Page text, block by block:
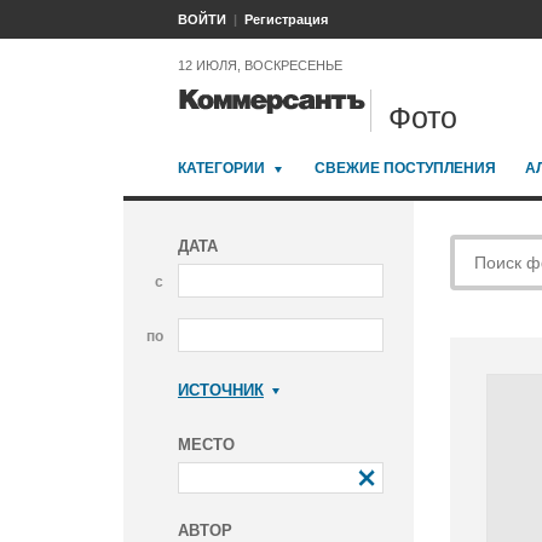
ВОЙТИ Регистрация
12 ИЮЛЯ, ВОСКРЕСЕНЬЕ
Фото
КАТЕГОРИИ СВЕЖИЕ ПОСТУПЛЕНИЯ
ДАТА
с
по
ИСТОЧНИК
МЕСТО
АВТОР